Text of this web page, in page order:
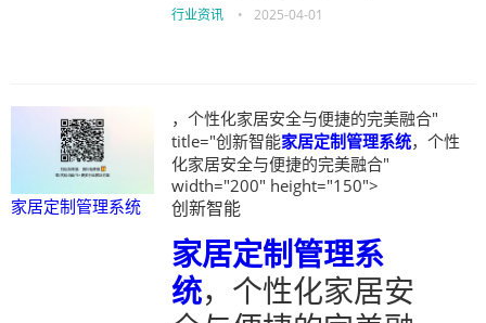
行业资讯 • 2025-04-01
家居定制管理系统
，个性化家居安全与便捷的完美融合"
title="创新智能家居定制管理系统，个性
化家居安全与便捷的完美融合"
width="200" height="150">
创新智能
家居定制管理系
统，个性化家居安